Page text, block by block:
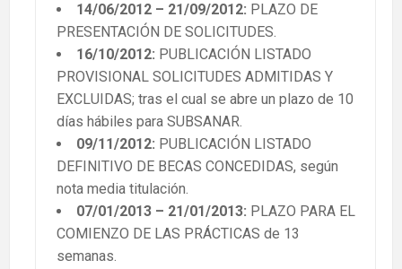
14/06/2012 – 21/09/2012: PLAZO DE
PRESENTACIÓN DE SOLICITUDES.
16/10/2012: PUBLICACIÓN LISTADO
PROVISIONAL SOLICITUDES ADMITIDAS Y
EXCLUIDAS; tras el cual se abre un plazo de 10
días hábiles para SUBSANAR.
09/11/2012: PUBLICACIÓN LISTADO
DEFINITIVO DE BECAS CONCEDIDAS, según
nota media titulación.
07/01/2013 – 21/01/2013: PLAZO PARA EL
COMIENZO DE LAS PRÁCTICAS de 13
semanas.